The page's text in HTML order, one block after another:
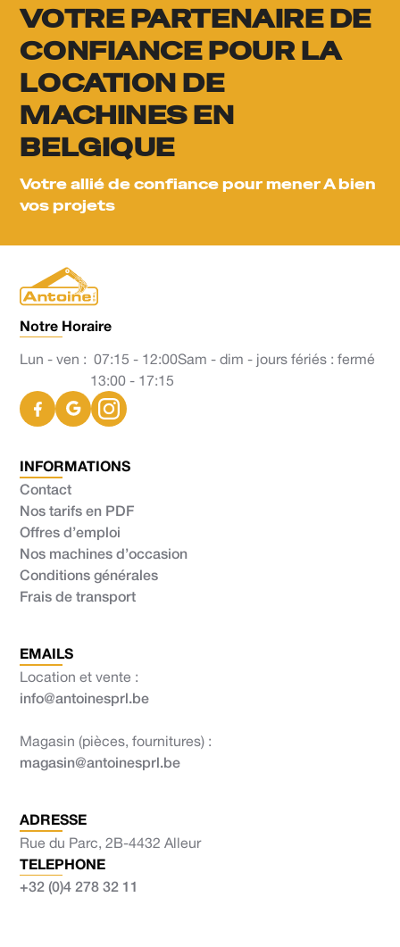
VOTRE PARTENAIRE DE
CONFIANCE POUR LA
LOCATION DE
MACHINES EN
BELGIQUE
Votre allié de confiance pour mener A bien
vos projets
Notre Horaire
Lun - ven : 07:15 - 12:00
13:00 - 17:15
Sam - dim - jours fériés : fermé
INFORMATIONS
Contact
Nos tarifs en PDF
Offres d’emploi
Nos machines d’occasion
Conditions générales
Frais de transport
EMAILS
Location et vente :
info@antoinesprl.be
Magasin (pièces, fournitures) :
magasin@antoinesprl.be
ADRESSE
Rue du Parc, 2B-4432 Alleur
TELEPHONE
+32 (0)4 278 32 11